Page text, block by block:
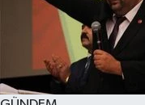
Tüm Manşetler
Son Dakika